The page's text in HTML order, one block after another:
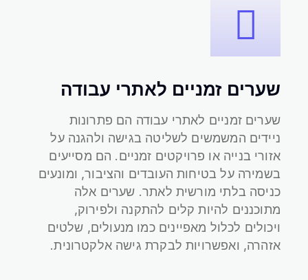
שערים זמניים לאתרי עבודה
שערים זמניים לאתרי עבודה הם פתרונות
ניידים המשמשים לשליטה בגישה ולהגנה על
אזורי בנייה או פרויקטים זמניים. הם מסייעים
בשמירה על בטיחות העובדים והציבור, ומונעים
כניסה בלתי מורשית לאתר. שערים אלה
מתוכננים להיות קלים להתקנה ולפירוק,
ויכולים לכלול מאפיינים כמו מנעולים, שלטים
אזהרה, ואפשרויות לבקרת גישה אלקטרונית.